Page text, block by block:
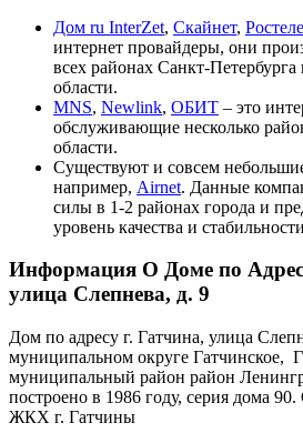
Дом ru InterZet, Скайнет,
интернет провайдеры, они
всех районах Санкт-
области.
MNS, Newlink, ОБИТ – это
обслуживающие несколько
области.
Существуют и совсем
например, Airnet. Данные
силы в 1-2 районах города и
уровень качества и
Информация О Доме по
улица Слепнева, д. 9
Дом по адресу г. Гатчина, улица
муниципальном округе Гатчинское,
муниципальный район район
построено в 1986 году, серия дома
ЖКХ г. Гатчины